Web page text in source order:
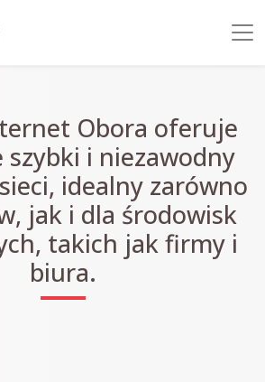
Obora oferuje
szybki i niezawodny
idealny zarówno
jak i dla środowisk
takich jak firmy i
biura.